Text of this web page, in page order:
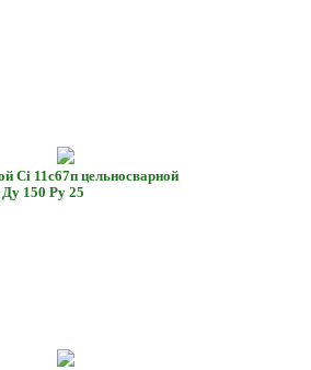
Ci 11с67п цельносварной
150 Ру 25